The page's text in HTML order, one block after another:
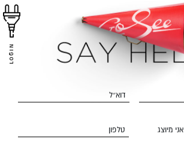
LOGIN
דוא״ל
אני מיוצג טלפון